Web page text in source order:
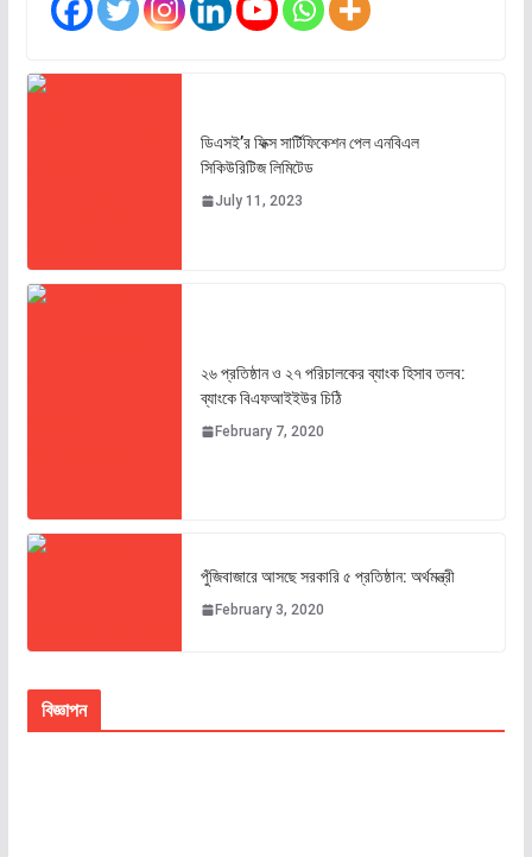
ডিএসই’র ফিক্স সার্টিফিকেশন পেল এনবিএল
সিকিউরিটিজ লিমিটেড
July 11, 2023
২৬ প্রতিষ্ঠান ও ২৭ পরিচালকের ব্যাংক হিসাব তলব:
ব্যাংকে বিএফআইইউর চিঠি
February 7, 2020
পুঁজিবাজারে আসছে সরকারি ৫ প্রতিষ্ঠান: অর্থমন্ত্রী
February 3, 2020
বিজ্ঞাপন